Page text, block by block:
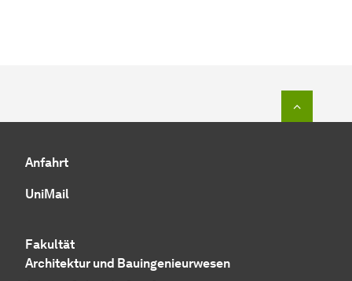
Anfahrt
UniMail
Fakultät
Architektur und Bauingenieurwesen